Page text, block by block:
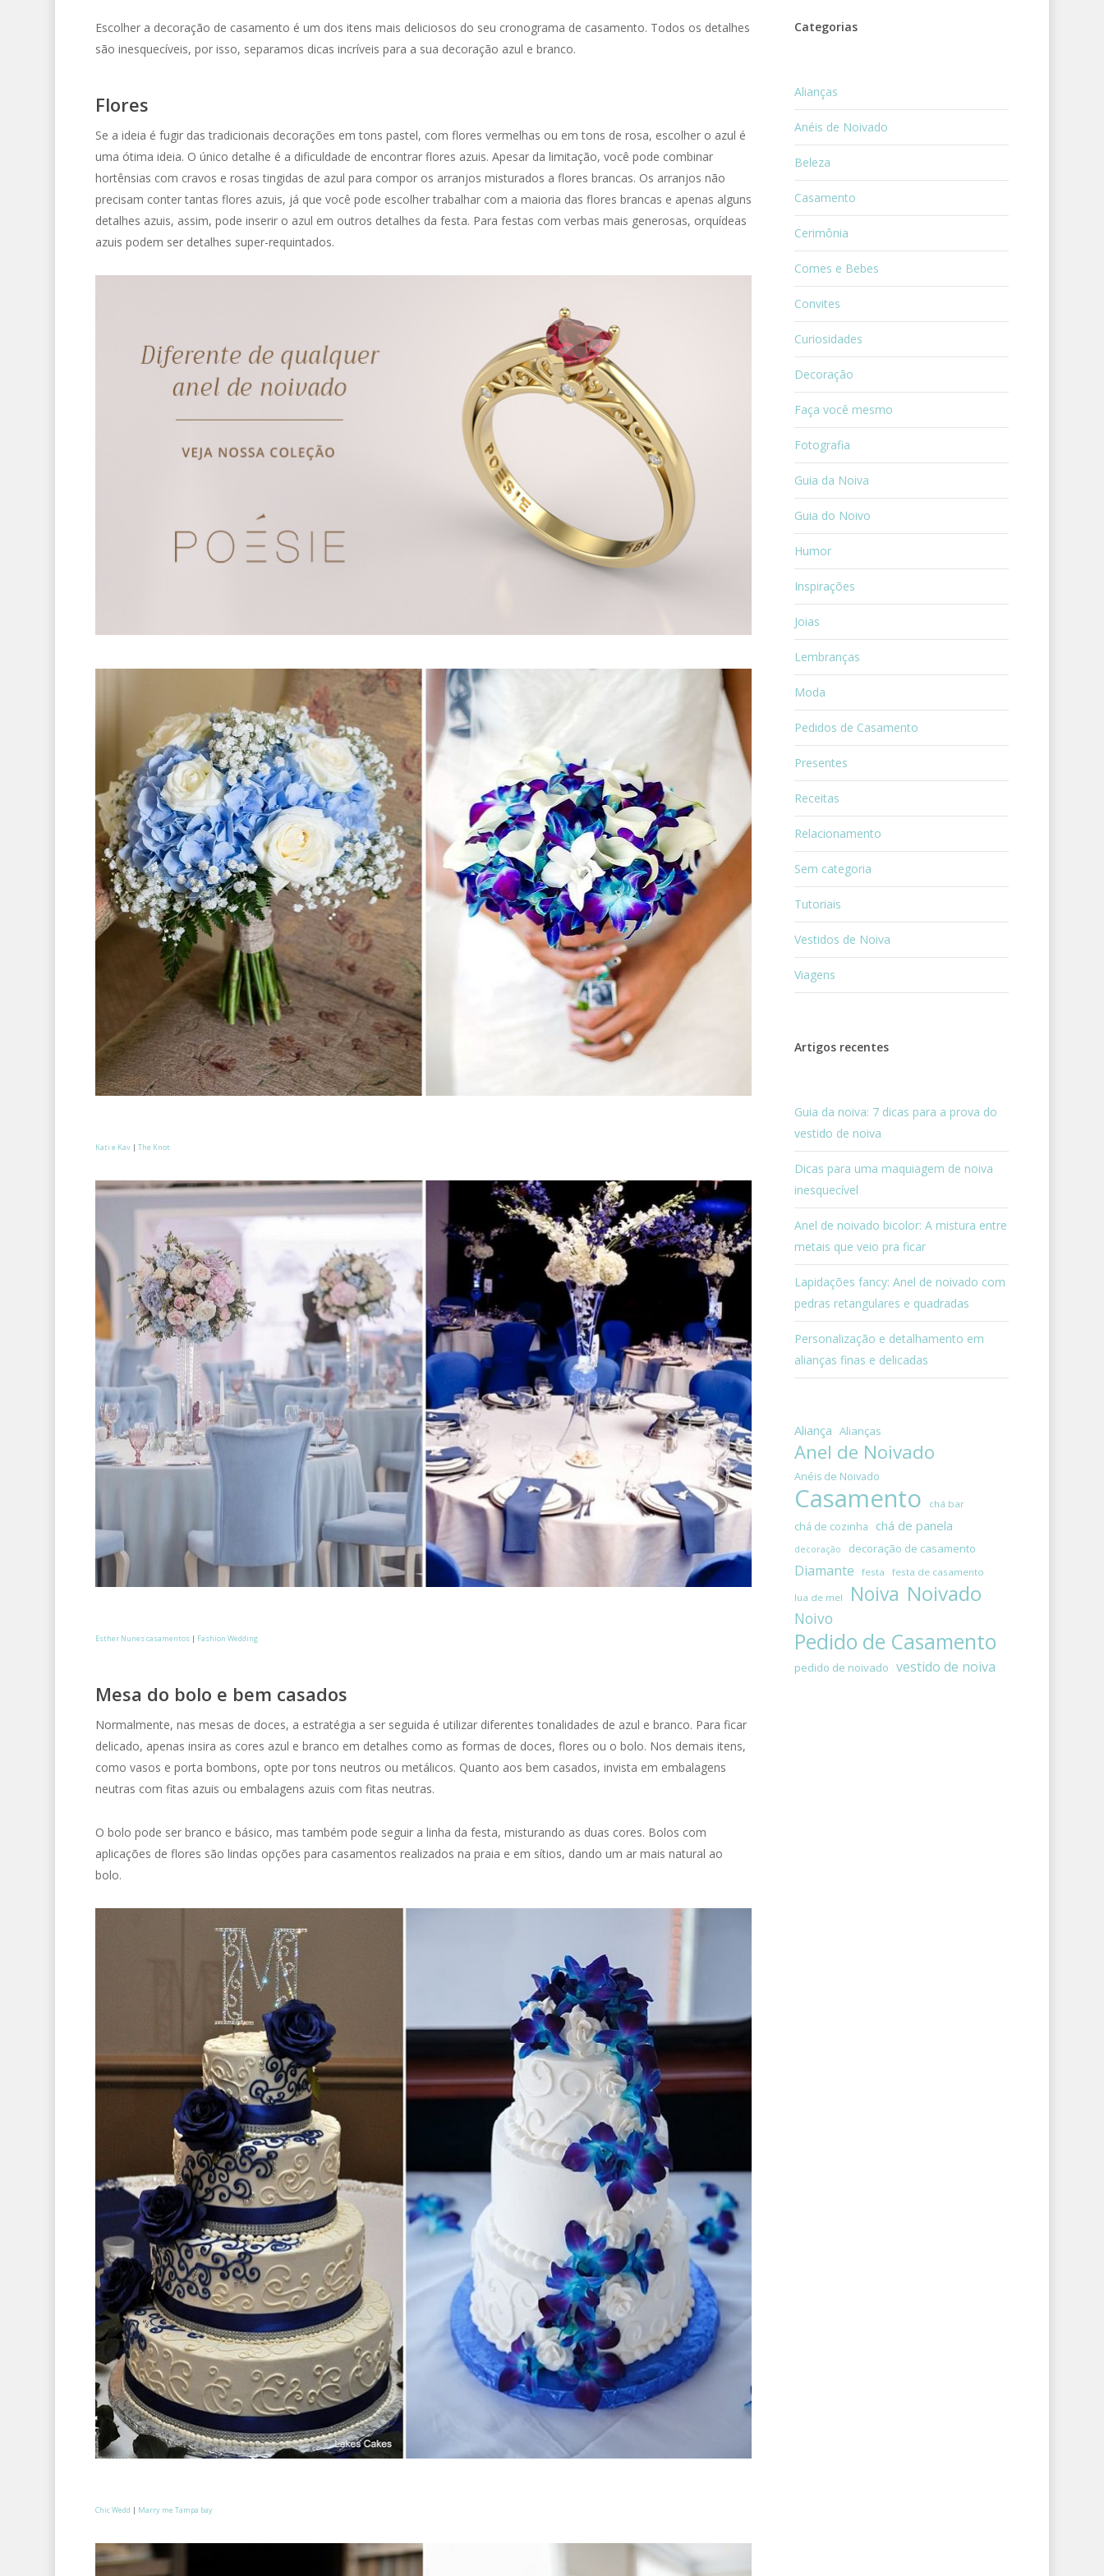
Escolher a decoração de casamento é um dos itens mais deliciosos do seu cronograma de casamento. Todos os detalhes
são inesquecíveis, por isso, separamos dicas incríveis para a sua decoração azul e branco.
Flores
Se a ideia é fugir das tradicionais decorações em tons pastel, com flores vermelhas ou em tons de rosa, escolher o azul é
uma ótima ideia. O único detalhe é a dificuldade de encontrar flores azuis. Apesar da limitação, você pode combinar
hortênsias com cravos e rosas tingidas de azul para compor os arranjos misturados a flores brancas. Os arranjos não
precisam conter tantas flores azuis, já que você pode escolher trabalhar com a maioria das flores brancas e apenas alguns
detalhes azuis, assim, pode inserir o azul em outros detalhes da festa. Para festas com verbas mais generosas, orquídeas
azuis podem ser detalhes super-requintados.
Kati e Kav| The Knot
Esther Nunes casamentos| Fashion Wedding
Mesa do bolo e bem casados
Normalmente, nas mesas de doces, a estratégia a ser seguida é utilizar diferentes tonalidades de azul e branco. Para ficar
delicado, apenas insira as cores azul e branco em detalhes como as formas de doces, flores ou o bolo. Nos demais itens,
como vasos e porta bombons, opte por tons neutros ou metálicos. Quanto aos bem casados, invista em embalagens
neutras com fitas azuis ou embalagens azuis com fitas neutras.
O bolo pode ser branco e básico, mas também pode seguir a linha da festa, misturando as duas cores. Bolos com
aplicações de flores são lindas opções para casamentos realizados na praia e em sítios, dando um ar mais natural ao
bolo.
Chic Wedd | Marry me Tampa bay
Categorias
Alianças
Anéis de Noivado
Beleza
Casamento
Cerimônia
Comes e Bebes
Convites
Curiosidades
Decoração
Faça você mesmo
Fotografia
Guia da Noiva
Guia do Noivo
Humor
Inspirações
Joias
Lembranças
Moda
Pedidos de Casamento
Presentes
Receitas
Relacionamento
Sem categoria
Tutoriais
Vestidos de Noiva
Viagens
Artigos recentes
Guia da noiva: 7 dicas para a prova do
vestido de noiva
Dicas para uma maquiagem de noiva
inesquecível
Anel de noivado bicolor: A mistura entre
metais que veio pra ficar
Lapidações fancy: Anel de noivado com
pedras retangulares e quadradas
Personalização e detalhamento em
alianças finas e delicadas
Aliança Alianças
Anel de Noivado
Anéis de Noivado
Casamento chá bar
chá de cozinha chá de panela
decoração decoração de casamento
Diamante festa festa de casamento
lua de mel Noiva Noivado
Noivo
Pedido de Casamento
pedido de noivado vestido de noiva